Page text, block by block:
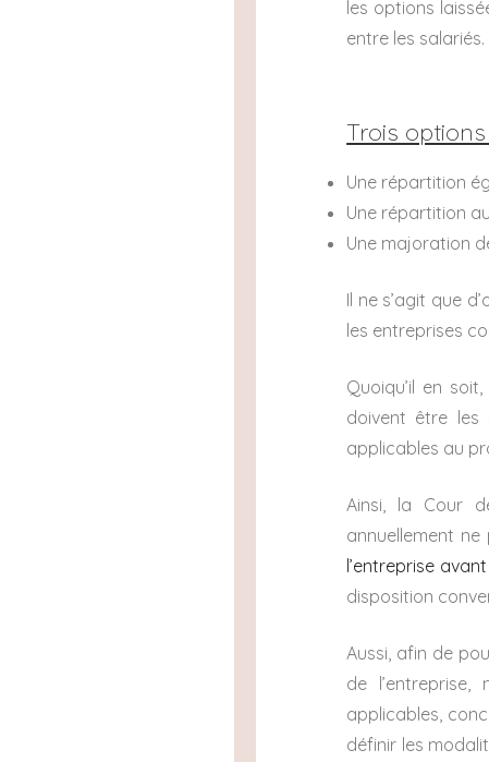
les options
entre les salariés.
Trois
Une répartition
Une répartition
Une majoration
Il ne s’agit que
les entreprises
Quoiqu’il en
doivent être les
applicables au
Ainsi, la Cour
annuellement
l’entreprise
disposition
Aussi, afin de
de
applicables,
définir les